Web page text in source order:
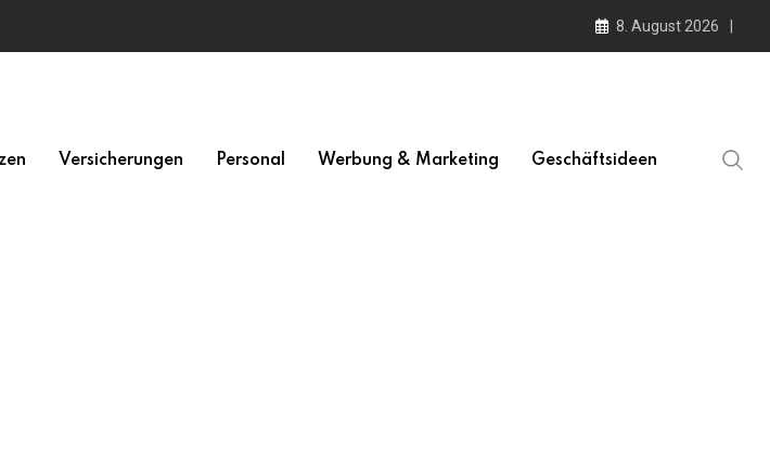
8. August 2026
Versicherungen Personal Werbung & Marketing Geschäftsideen